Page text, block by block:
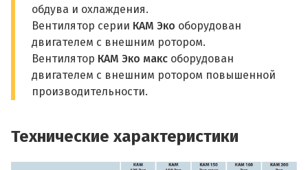
обдува и охлаждения.
Вентилятор серии КАМ Эко оборудован
двигателем с внешним ротором.
Вентилятор КАМ Эко макс оборудован
двигателем с внешним ротором повышенной
производительности.
Технические характеристики